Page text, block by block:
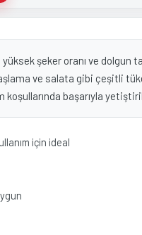
yüksek şeker oranı ve
ve salata gibi çeşitli
başarıyla
için ideal